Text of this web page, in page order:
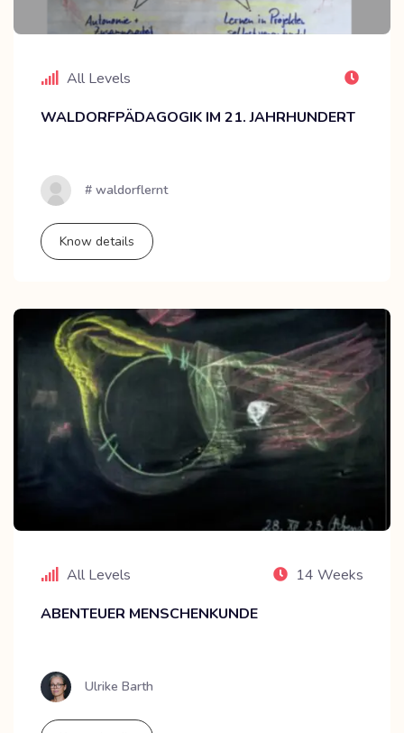
All Levels
WALDORFPÄDAGOGIK IM 21. JAHRHUNDERT
# waldorflernt
Know details
All Levels
14 Weeks
ABENTEUER MENSCHENKUNDE
Ulrike Barth